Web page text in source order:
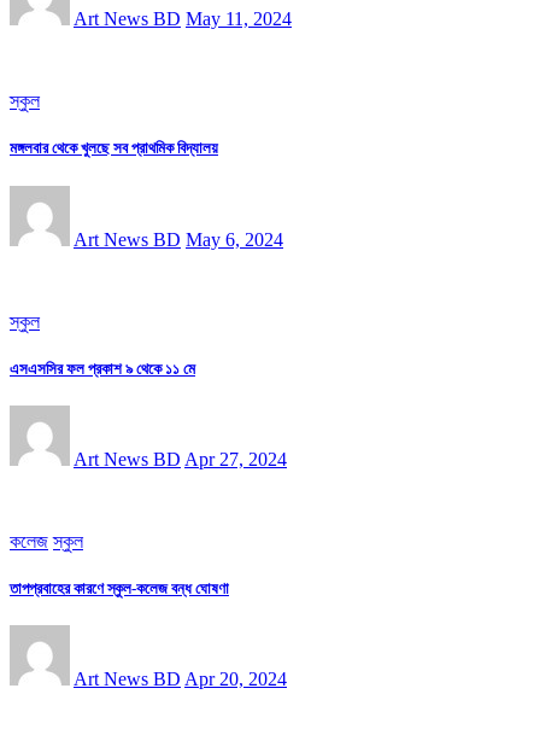
Art News BD May 11, 2024
স্কুল
মঙ্গলবার থেকে খুলছে সব প্রাথমিক বিদ্যালয়
Art News BD May 6, 2024
স্কুল
এসএসসির ফল প্রকাশ ৯ থেকে ১১ মে
Art News BD Apr 27, 2024
কলেজ স্কুল
তাপপ্রবাহের কারণে স্কুল-কলেজ বন্ধ ঘোষণা
Art News BD Apr 20, 2024